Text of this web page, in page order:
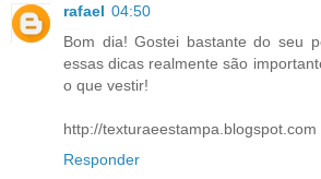
rafael 04:50
Bom dia! Gostei bastante do seu
essas dicas realmente são
o que vestir!
http://texturaeestampa.blogspot.com
Responder